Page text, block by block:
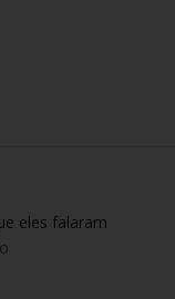
eles falaram